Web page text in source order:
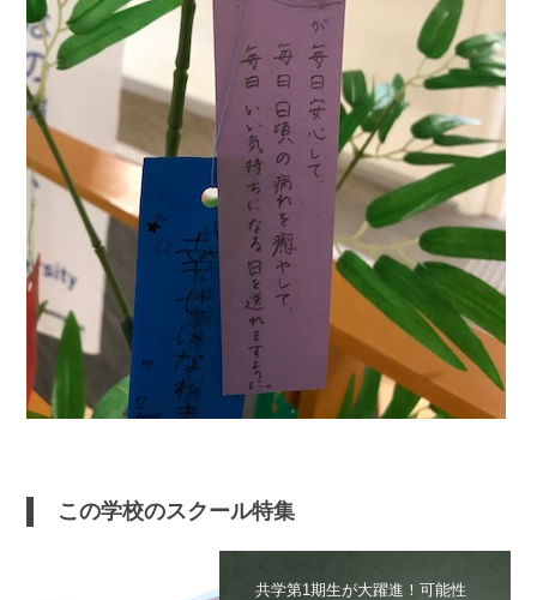
この学校のスクール特集
共学第1期生が大躍進！可能性